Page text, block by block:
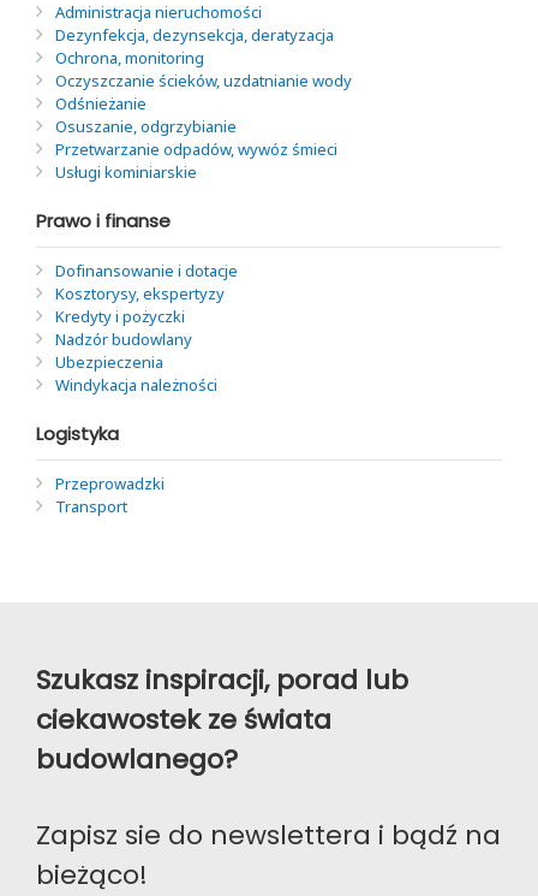
Administracja nieruchomości
Dezynfekcja, dezynsekcja, deratyzacja
Ochrona, monitoring
Oczyszczanie ścieków, uzdatnianie wody
Odśnieżanie
Osuszanie, odgrzybianie
Przetwarzanie odpadów, wywóz śmieci
Usługi kominiarskie
Prawo i finanse
Dofinansowanie i dotacje
Kosztorysy, ekspertyzy
Kredyty i pożyczki
Nadzór budowlany
Ubezpieczenia
Windykacja należności
Logistyka
Przeprowadzki
Transport
Szukasz inspiracji, porad lub
ciekawostek ze świata
budowlanego?
Zapisz sie do newslettera i bądź na
bieżąco!